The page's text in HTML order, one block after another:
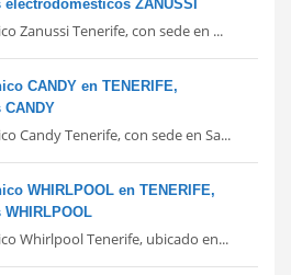
ZANUSSI
Zanussi Tenerife, con sede en ...
CANDY en TENERIFE,
Candy Tenerife, con sede en Sa...
WHIRLPOOL en TENERIFE,
Whirlpool Tenerife, ubicado en...